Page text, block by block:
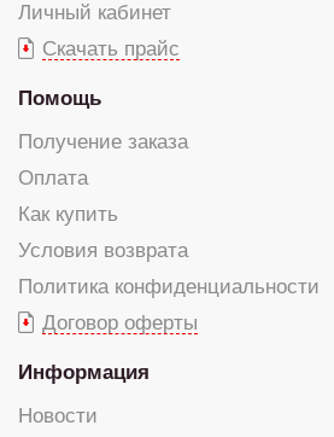
Личный кабинет
Скачать прайс
Помощь
Получение заказа
Оплата
Как купить
Условия возврата
Политика конфиденциальности
Договор оферты
Информация
Новости